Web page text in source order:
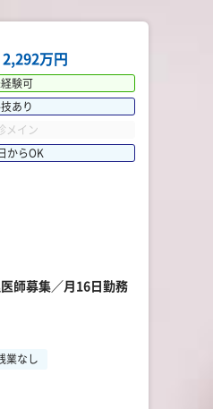
2,292万円
験可
あり
メイン
からOK
医師募集／月16日勤務
業なし